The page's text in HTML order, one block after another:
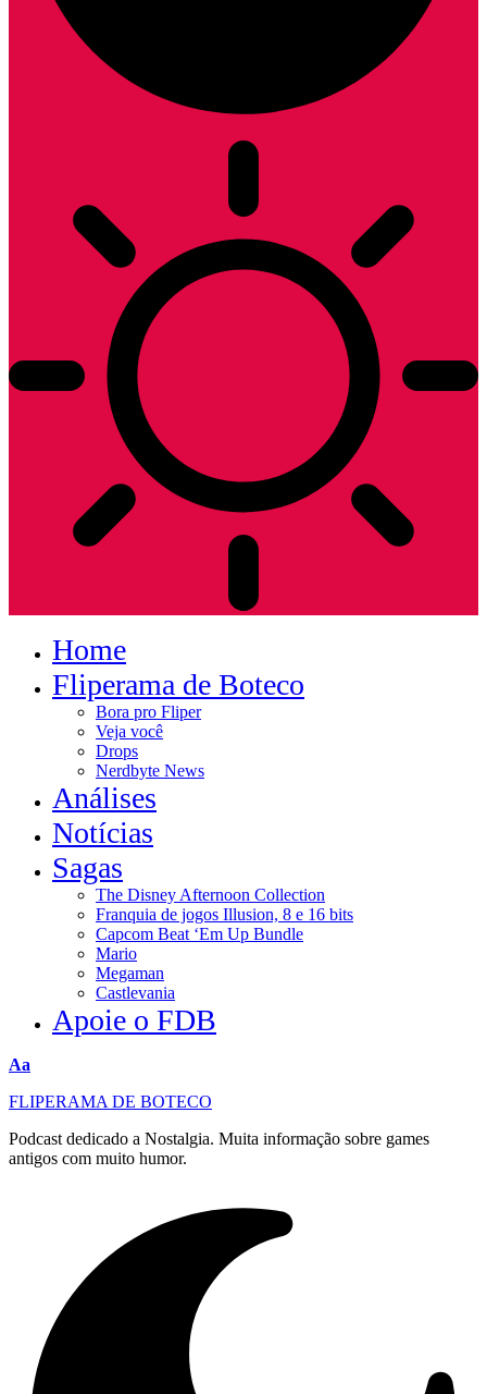
Home
Fliperama de Boteco
Bora pro Fliper
Veja você
Drops
Nerdbyte News
Análises
Notícias
Sagas
The Disney Afternoon Collection
Franquia de jogos Illusion, 8 e 16 bits
Capcom Beat ‘Em Up Bundle
Mario
Megaman
Castlevania
Apoie o FDB
Redimensionar
Aa
FLIPERAMA DE BOTECO
Podcast dedicado a Nostalgia. Muita informação sobre games
antigos com muito humor.